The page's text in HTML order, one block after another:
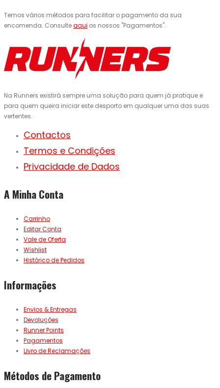
Temos vários métodos para facilitar o pagamento da sua
encomenda. Consulteaqui os nossos "Pagamentos".
Na Runners existirá sempre uma solução para quem já pratique e
para quem queira iniciar este desporto em qualquer uma das suas
vertentes.
Contactos
Termos e Condições
Privacidade de Dados
A Minha Conta
Carrinho
Editar Conta
Vale de Oferta
Wishlist
Histórico de Pedidos
Informações
Envios & Entregas
Devoluções
Runner Points
Pagamentos
Livro de Reclamações
Métodos de Pagamento